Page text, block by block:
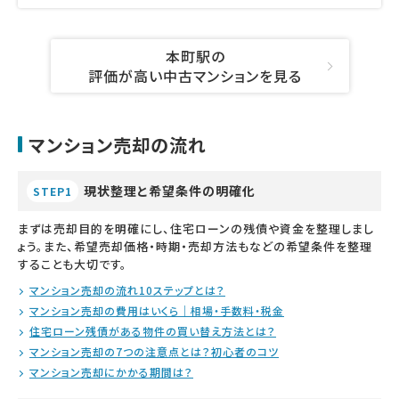
本町駅の
評価が高い中古マンションを見る
マンション売却の流れ
STEP1 現状整理と希望条件の明確化
まずは売却目的を明確にし、住宅ローンの残債や資金を整理しまし
ょう。また、希望売却価格・時期・売却方法もなどの希望条件を整理
することも大切です。
マンション売却の流れ10ステップとは？
マンション売却の費用はいくら｜相場・手数料・税金
住宅ローン残債がある物件の買い替え方法とは？
マンション売却の7つの注意点とは？初心者のコツ
マンション売却にかかる期間は？